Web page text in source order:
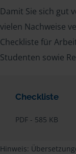
Damit Sie sich gut
vielen Nachweise
Checkliste für
Studenten sowie
Checkliste
PDF - 585 KB
Hinweis: